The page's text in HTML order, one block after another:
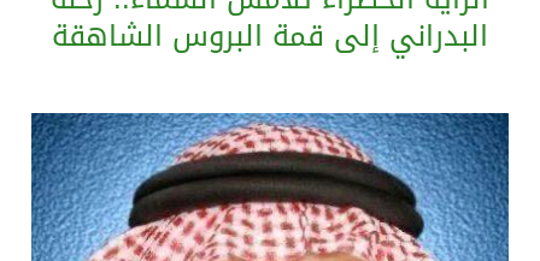
المدرب الكويتي – ماهر يدرب نادي جدة
سمو امير الكويت يتسلم رسالة خطية من سمو الامير محمد بن سلمان
ترامب: مضيق هرمز سيُفتح “قريباً جداً”.. وإلا ستتعرض إيران لـ”ضربة قوية للغاية”
البدراني إلى قمة البروس الشاهقة